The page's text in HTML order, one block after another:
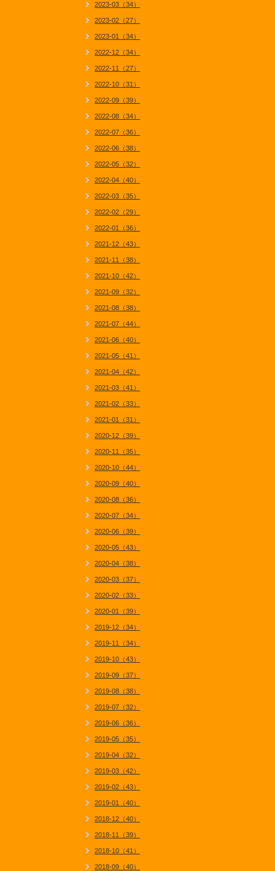
2023-03（34）
2023-02（27）
2023-01（34）
2022-12（34）
2022-11（27）
2022-10（31）
2022-09（39）
2022-08（34）
2022-07（36）
2022-06（38）
2022-05（32）
2022-04（40）
2022-03（35）
2022-02（29）
2022-01（36）
2021-12（43）
2021-11（38）
2021-10（42）
2021-09（32）
2021-08（38）
2021-07（44）
2021-06（40）
2021-05（41）
2021-04（42）
2021-03（41）
2021-02（33）
2021-01（31）
2020-12（39）
2020-11（35）
2020-10（44）
2020-09（40）
2020-08（36）
2020-07（34）
2020-06（39）
2020-05（43）
2020-04（38）
2020-03（37）
2020-02（33）
2020-01（39）
2019-12（34）
2019-11（34）
2019-10（43）
2019-09（37）
2019-08（38）
2019-07（32）
2019-06（36）
2019-05（35）
2019-04（32）
2019-03（42）
2019-02（43）
2019-01（40）
2018-12（40）
2018-11（39）
2018-10（41）
2018-09（40）